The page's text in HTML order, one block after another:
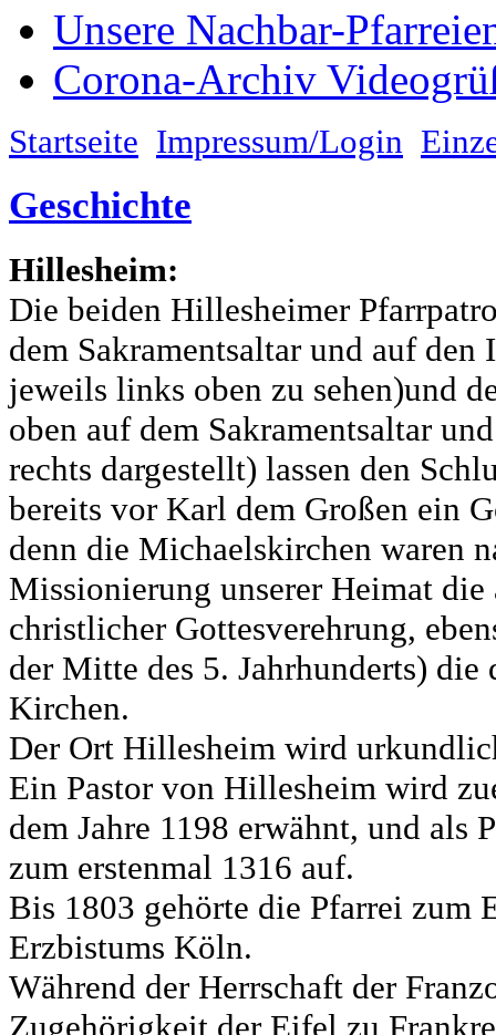
Unsere Nachbar-
Corona-Archiv
Startseite Impressum/Login
Geschichte
Hillesheim:
Die beiden Hillesheimer
dem Sakramentsaltar und auf den
jeweils links oben zu sehen)und
oben auf dem Sakramentsaltar
rechts dargestellt) lassen den
bereits vor Karl dem Großen ein
denn die Michaelskirchen waren
Missionierung unserer Heimat die
christlicher Gottesverehrung,
der Mitte des 5. Jahrhunderts)
Kirchen.
Der Ort Hillesheim wird
Ein Pastor von Hillesheim wird
dem Jahre 1198 erwähnt, und als
zum erstenmal 1316 auf.
Bis 1803 gehörte die Pfarrei zum
Erzbistums Köln.
Während der Herrschaft der
Zugehörigkeit der Eifel zu